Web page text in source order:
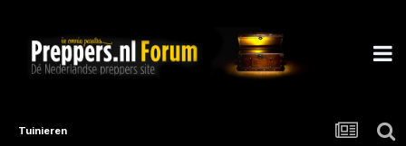
Tuinieren